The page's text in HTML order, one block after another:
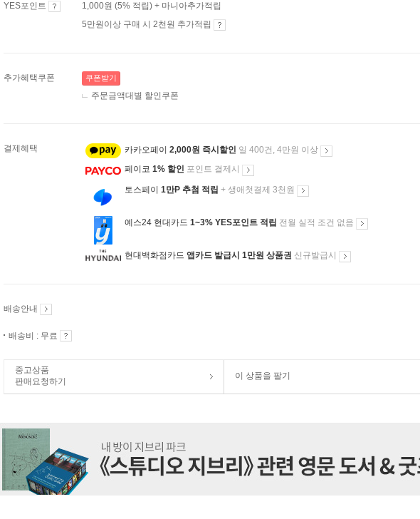
YES포인트
1,000원 (5% 적립) + 마니아추가적립
5만원이상 구매 시 2천원 추가적립
추가혜택쿠폰 쿠폰받기
주문금액대별 할인쿠폰
결제혜택 카카오페이 2,000원 즉시할인 일 400건, 4만원 이상
페이코 1% 할인 포인트 결제시
토스페이 1만P 추첨 적립 + 생애첫결제 3천원
예스24 현대카드 1~3% YES포인트 적립 전월 실적 조건 없음
현대백화점카드 앱카드 발급시 1만원 상품권 신규발급시
배송안내
배송비 : 무료
중고상품
판매요청하기
이 상품을 팔기